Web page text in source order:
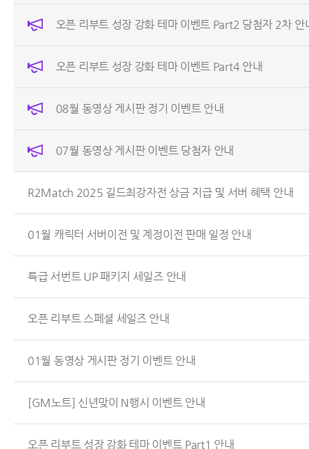
오픈 리부트 성장 강화 테마 이벤트 Part2 당첨자 2차 안
오픈 리부트 성장 강화 테마 이벤트 Part4 안내
08월 동영상 게시판 정기 이벤트 안내
07월 동영상 게시판 이벤트 당첨자 안내
R2Match 2025 길드최강자전 상금 지급 및 서버 혜택 안내
01월 캐릭터 서버이전 및 계정이전 판매 일정 안내
특급 서번트 UP 패키지 세일즈 안내
오픈 리부트 스페셜 세일즈 안내
01월 동영상 게시판 정기 이벤트 안내
[GM노트] 신년맞이 N행시 이벤트 안내
오픈 리부트 성장 강화 테마 이벤트 Part1 안내